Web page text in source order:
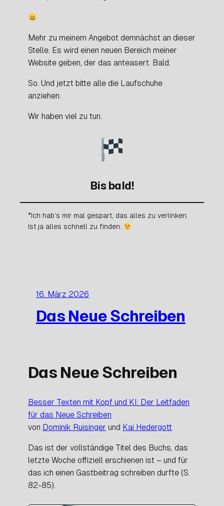
Mehr zu meinem Angebot demnächst an dieser
Stelle. Es wird einen neuen Bereich meiner
Website geben, der das anteasert. Bald.
So. Und jetzt bitte alle die Laufschuhe
anziehen.
Wir haben viel zu tun.
Bis bald!
*Ich hab’s mir mal gespart, das alles zu verlinken.
Ist ja alles schnell zu finden.
16. März 2026
Das Neue Schreiben
Das Neue Schreiben
Besser Texten mit Kopf und KI: Der Leitfaden
für das Neue Schreiben
von Dominik Ruisinger und Kai Hedergott
Das ist der vollständige Titel des Buchs, das
letzte Woche offiziell erschienen ist – und für
das ich einen Gastbeitrag schreiben durfte (S.
82-85).